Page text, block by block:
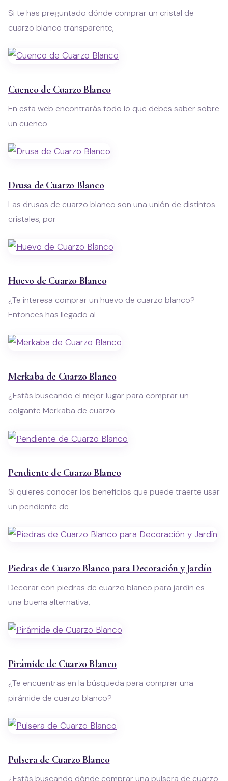
Si te has preguntado dónde comprar un cristal de
cuarzo blanco transparente,
Cuenco de Cuarzo Blanco
En esta web encontrarás todo lo que debes saber sobre
un cuenco
Drusa de Cuarzo Blanco
Las drusas de cuarzo blanco son una unión de distintos
cristales, por
Huevo de Cuarzo Blanco
¿Te interesa comprar un huevo de cuarzo blanco?
Entonces has llegado al
Merkaba de Cuarzo Blanco
¿Estás buscando el mejor lugar para comprar un
colgante Merkaba de cuarzo
Pendiente de Cuarzo Blanco
Si quieres conocer los beneficios que puede traerte usar
un pendiente de
Piedras de Cuarzo Blanco para Decoración y Jardín
Decorar con piedras de cuarzo blanco para jardín es
una buena alternativa,
Pirámide de Cuarzo Blanco
¿Te encuentras en la búsqueda para comprar una
pirámide de cuarzo blanco?
Pulsera de Cuarzo Blanco